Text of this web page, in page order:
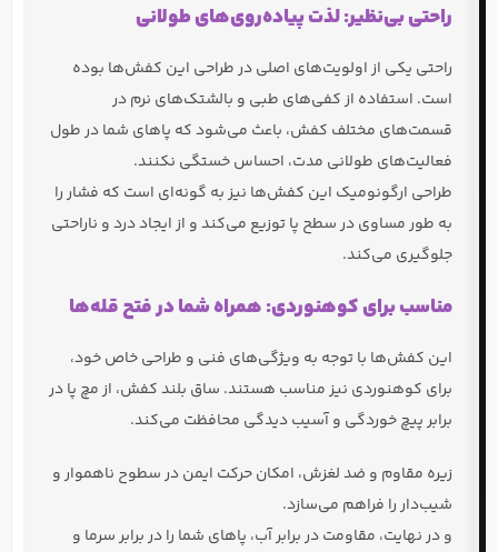
راحتی بی‌نظیر: لذت پیاده‌روی‌های طولانی
راحتی یکی از اولویت‌های اصلی در طراحی این کفش‌ها بوده
است. استفاده از کفی‌های طبی و بالشتک‌های نرم در
قسمت‌های مختلف کفش، باعث می‌شود که پاهای شما در طول
فعالیت‌های طولانی مدت، احساس خستگی نکنند.
طراحی ارگونومیک این کفش‌ها نیز به گونه‌ای است که فشار را
به طور مساوی در سطح پا توزیع می‌کند و از ایجاد درد و ناراحتی
جلوگیری می‌کند.
مناسب برای کوهنوردی: همراه شما در فتح قله‌ها
این کفش‌ها با توجه به ویژگی‌های فنی و طراحی خاص خود،
برای کوهنوردی نیز مناسب هستند. ساق بلند کفش، از مچ پا در
برابر پیچ خوردگی و آسیب دیدگی محافظت می‌کند.
زیره مقاوم و ضد لغزش، امکان حرکت ایمن در سطوح ناهموار و
شیب‌دار را فراهم می‌سازد.
و در نهایت، مقاومت در برابر آب، پاهای شما را در برابر سرما و